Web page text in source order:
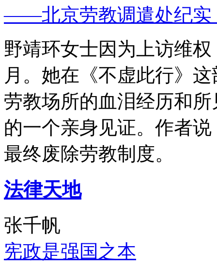
——北京劳教调遣处纪实
野靖环女士因为上访维
月。她在《不虚此行》
劳教场所的血泪经历和
的一个亲身见证。作者
最终废除劳教制度。
法律天地
张千帆
宪政是强国之本